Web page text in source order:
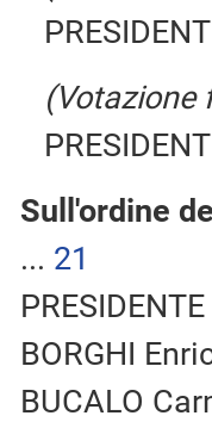
(Votazione
Sull'ordine
... 21
BORGHI
BUCALO